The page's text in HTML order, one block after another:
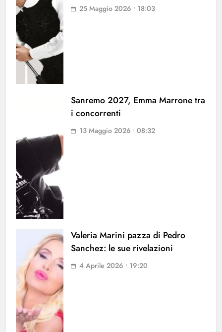
25 Maggio 2026 • 18:03
Sanremo 2027, Emma Marrone tra
i concorrenti
13 Maggio 2026 • 08:32
Valeria Marini pazza di Pedro
Sanchez: le sue rivelazioni
4 Aprile 2026 • 19:20